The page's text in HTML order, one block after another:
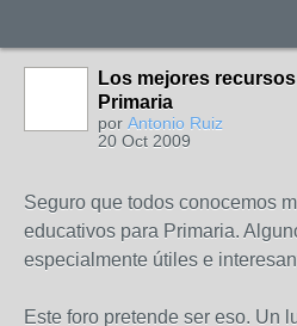
Los mejores
Primaria
por Antonio Ruiz
20 Oct 2009
Seguro que todos conocemos
educativos para Primaria.
especialmente útiles e
Este foro pretende ser eso. Un